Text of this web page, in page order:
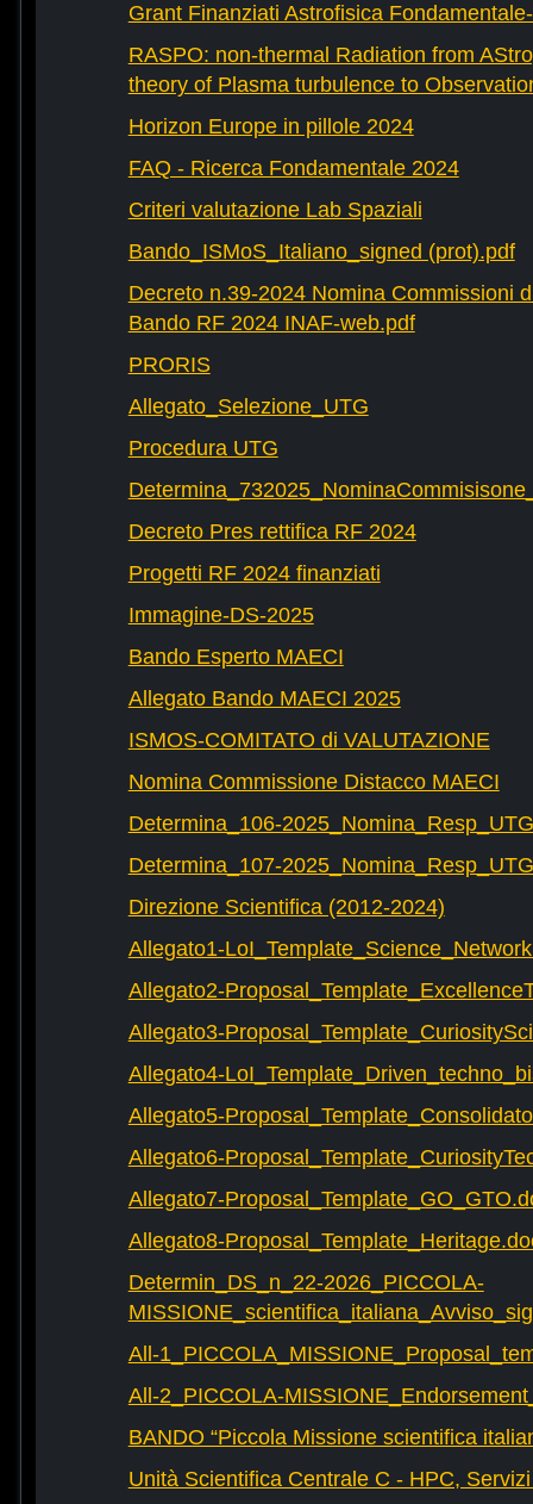
Grant Finanziati Astrofisica
RASPO: non-thermal Radiation from
theory of Plasma turbulence to
Horizon Europe in pillole 2024
FAQ - Ricerca Fondamentale 2024
Criteri valutazione Lab Spaziali
Bando_ISMoS_Italiano_signed (prot).pdf
Decreto n.39-2024 Nomina Commissioni
Bando RF 2024 INAF-web.pdf
PRORIS
Allegato_Selezione_UTG
Procedura UTG
Decreto Pres rettifica RF 2024
Progetti RF 2024 finanziati
Immagine-DS-2025
Bando Esperto MAECI
Allegato Bando MAECI 2025
ISMOS-COMITATO di VALUTAZIONE
Nomina Commissione Distacco MAECI
Determina_106-
Determina_107-
Direzione Scientifica (2012-2024)
Allegato1-
Allegato2-
Allegato3-
Allegato4-
Allegato5-
Allegato6-
Allegato7-
Allegato8-
Determin_DS_n_22-2026_PICCOLA-
All-
All-2_PICCOLA-
BANDO “Piccola Missione scientifica
Unità Scientifica Centrale C - HPC,